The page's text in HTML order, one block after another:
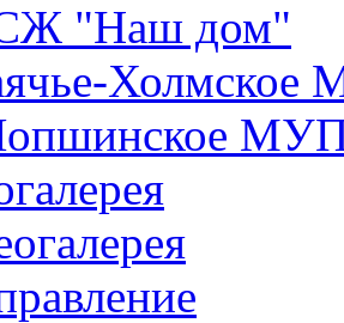
"Наш дом"